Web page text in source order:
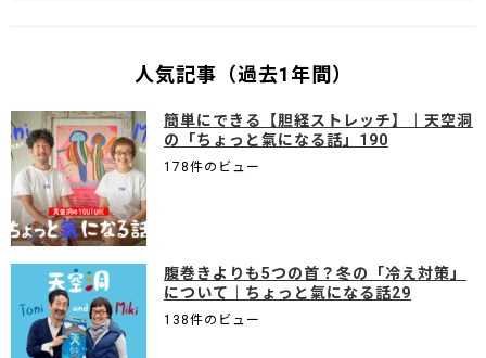
人気記事（過去1年間）
簡単にできる【胆経ストレッチ】｜天空洞
の「ちょっと氣になる話」190
178件のビュー
腹巻きよりも5つの首？冬の「冷え対策」
について｜ちょっと氣になる話29
138件のビュー